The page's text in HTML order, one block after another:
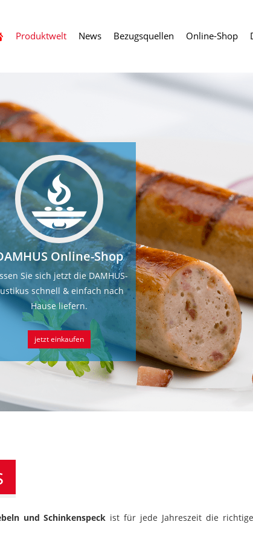
Produktwelt News Bezugsquellen Online-Shop
Online-Shop
Sie sich jetzt die DAMHUS-
schnell & einfach nach
Hause liefern.
jetzt einkaufen
und Schinkenspeck ist für jede Jahreszeit die richtige